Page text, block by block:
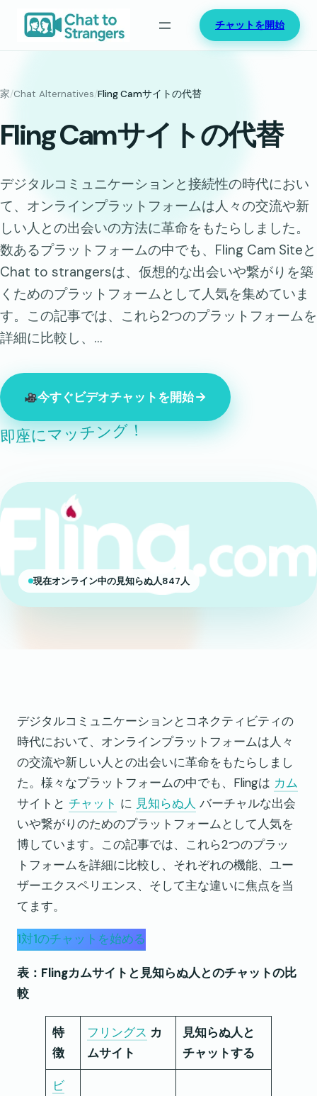
キ
プ
チャットを開始
家/Chat Alternatives/Fling Camサイトの代替
Fling Camサイトの代替
デジタルコミュニケーションと接続性の時代におい
て、オンラインプラットフォームは人々の交流や新
しい人との出会いの方法に革命をもたらしました。
数あるプラットフォームの中でも、Fling Cam Siteと
Chat to strangersは、仮想的な出会いや繋がりを築
くためのプラットフォームとして人気を集めていま
す。この記事では、これら2つのプラットフォームを
詳細に比較し、…
今すぐビデオチャットを開始
即座にマッチング！
現在オンライン中の見知らぬ人847人
デジタルコミュニケーションとコネクティビティの
時代において、オンラインプラットフォームは人々
の交流や新しい人との出会いに革命をもたらしまし
た。様々なプラットフォームの中でも、Flingは カム
サイトと チャット に 見知らぬ人 バーチャルな出会
いや繋がりのためのプラットフォームとして人気を
博しています。この記事では、これら2つのプラッ
トフォームを詳細に比較し、それぞれの機能、ユー
ザーエクスペリエンス、そして主な違いに焦点を当
てます。
1対1のチャットを始める
表：Flingカムサイトと見知らぬ人とのチャットの比
較
特
徴
フリングス カ
ムサイト
見知らぬ人と
チャットする
ビ